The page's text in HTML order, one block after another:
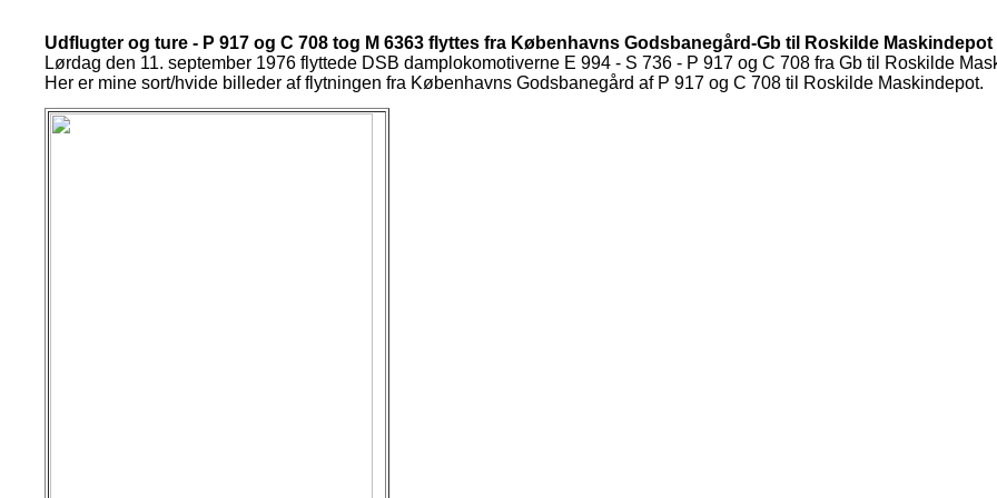
Udflugter og ture - P 917 og C 708 tog M 6363 flyttes fra Københavns Godsbanegård-Gb til Roskilde Maskindepot
Lørdag den 11. september 1976 flyttede DSB damplokomotiverne E 994 - S 736 - P 917 og C 708 fra Gb til Roskilde
Her er mine sort/hvide billeder af flytningen fra Københavns Godsbanegård af P 917 og C 708 til Roskilde Maskindepot.